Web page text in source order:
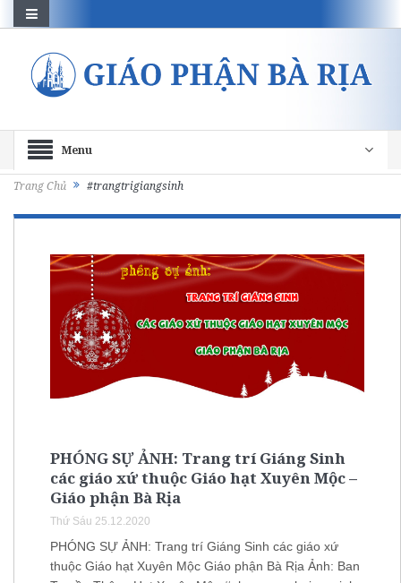
Menu
Trang Chủ #trangtrigiangsinh
PHÓNG SỰ ẢNH: Trang trí Giáng Sinh
các giáo xứ thuộc Giáo hạt Xuyên Mộc –
Giáo phận Bà Rịa
Thứ Sáu 25.12.2020
PHÓNG SỰ ẢNH: Trang trí Giáng Sinh các giáo xứ
thuộc Giáo hạt Xuyên Mộc Giáo phận Bà Rịa Ảnh: Ban